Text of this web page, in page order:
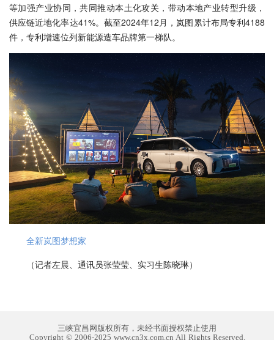
等加强产业协同，共同推动本土化攻关，带动本地产业转型升级，
供应链近地化率达41%。截至2024年12月，岚图累计布局专利4188
件，专利增速位列新能源造车品牌第一梯队。
全新岚图梦想家
（记者左晨、通讯员张莹莹、实习生陈晓琳）
三峡宜昌网版权所有，未经书面授权禁止使用
Copyright © 2006-2025 www.cn3x.com.cn All Rights Reserved.